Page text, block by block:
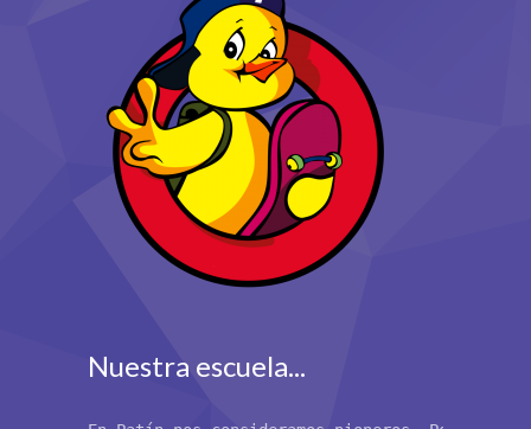
Nuestra escuela...